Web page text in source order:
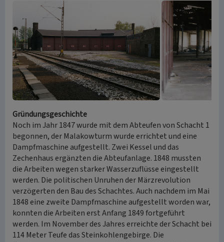
Gründungsgeschichte
Noch im Jahr 1847 wurde mit dem Abteufen von Schacht 1
begonnen, der Malakowturm wurde errichtet und eine
Dampfmaschine aufgestellt. Zwei Kessel und das
Zechenhaus ergänzten die Abteufanlage. 1848 mussten
die Arbeiten wegen starker Wasserzuflüsse eingestellt
werden. Die politischen Unruhen der Märzrevolution
verzögerten den Bau des Schachtes. Auch nachdem im Mai
1848 eine zweite Dampfmaschine aufgestellt worden war,
konnten die Arbeiten erst Anfang 1849 fortgeführt
werden. Im November des Jahres erreichte der Schacht bei
114 Meter Teufe das Steinkohlengebirge. Die